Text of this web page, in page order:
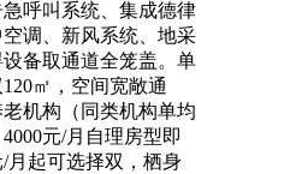
呼叫系统、集成德律
调、新风系统、地采
备取通道全笼盖。单
㎡，空间宽敞通
机构（同类机构单均
元/月自理房型即
月起可选择双，栖身